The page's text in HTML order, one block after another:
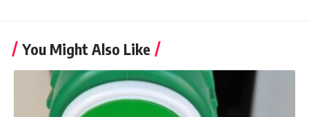
You Might Also Like